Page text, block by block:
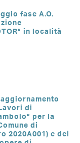
fase A.O.
in località
di
per la
di
2020A001) e dei